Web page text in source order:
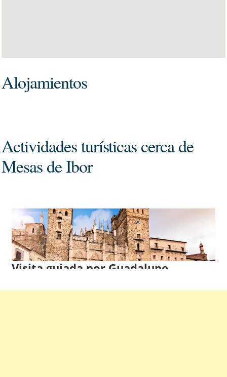
Alojamientos
Actividades turísticas cerca de
Mesas de Ibor